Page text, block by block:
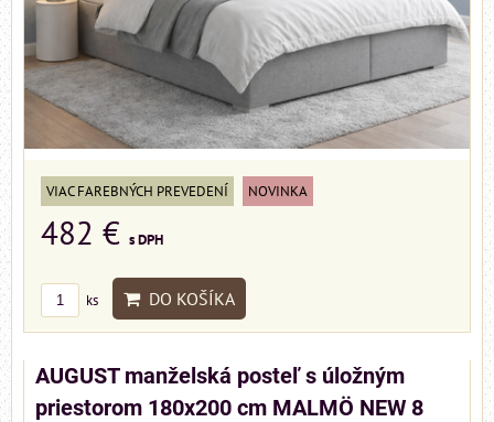
VIAC FAREBNÝCH PREVEDENÍ NOVINKA
482 € s DPH
ks DO KOŠÍKA
AUGUST manželská posteľ s úložným
priestorom 180x200 cm MALMÖ NEW 8